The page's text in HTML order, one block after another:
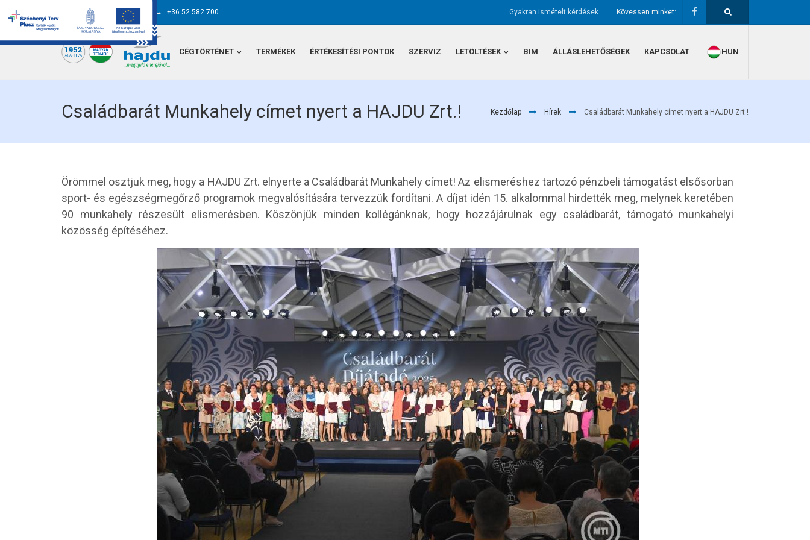
hajdu@hajdurt.hu +36 52 582 700 Kövessen minket:
Gyakran ismételt kérdések
CÉGTÖRTÉNET TERMÉKEK ÉRTÉKESÍTÉSI PONTOK SZERVIZ LETÖLTÉSEK BIM ÁLLÁSLEHETŐSÉGEK KAPCSOLAT HUN
Családbarát Munkahely címet nyert a HAJDU Zrt.! Kezdőlap Hírek Családbarát Munkahely címet nyert a HAJDU Zrt.!
Örömmel osztjuk meg, hogy a HAJDU Zrt. elnyerte a Családbarát Munkahely címet! Az elismeréshez tartozó pénzbeli támogatást elsősorban
sport- és egészségmegőrző programok megvalósítására tervezzük fordítani. A díjat idén 15. alkalommal hirdették meg, melynek keretében
90 munkahely részesült elismerésben. Köszönjük minden kollégánknak, hogy hozzájárulnak egy családbarát, támogató munkahelyi
közösség építéséhez.